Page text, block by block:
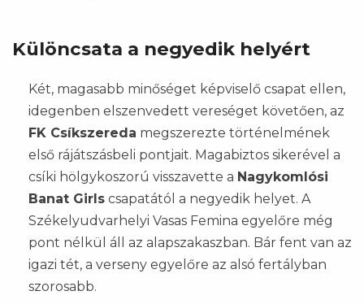
Különcsata a negyedik helyért
Két, magasabb minőséget képviselő csapat ellen,
idegenben elszenvedett vereséget követően, az
FK Csíkszereda megszerezte történelmének
első rájátszásbeli pontjait. Magabiztos sikerével a
csíki hölgykoszorú visszavette a Nagykomlósi
Banat Girls csapatától a negyedik helyet. A
Székelyudvarhelyi Vasas Femina egyelőre még
pont nélkül áll az alapszakaszban. Bár fent van az
igazi tét, a verseny egyelőre az alsó fertályban
szorosabb.